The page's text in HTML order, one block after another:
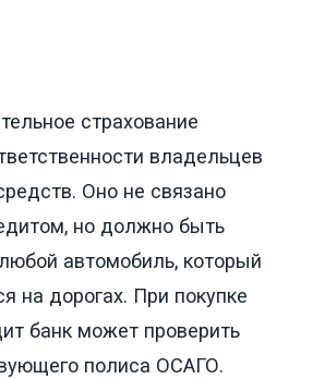
страхование
владельцев
Оно не связано
но должно быть
автомобиль, который
на дорогах. При покупке
банк может проверить
полиса ОСАГО.